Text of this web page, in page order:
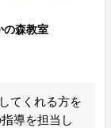
森教室
てくれる方を
導を担当し